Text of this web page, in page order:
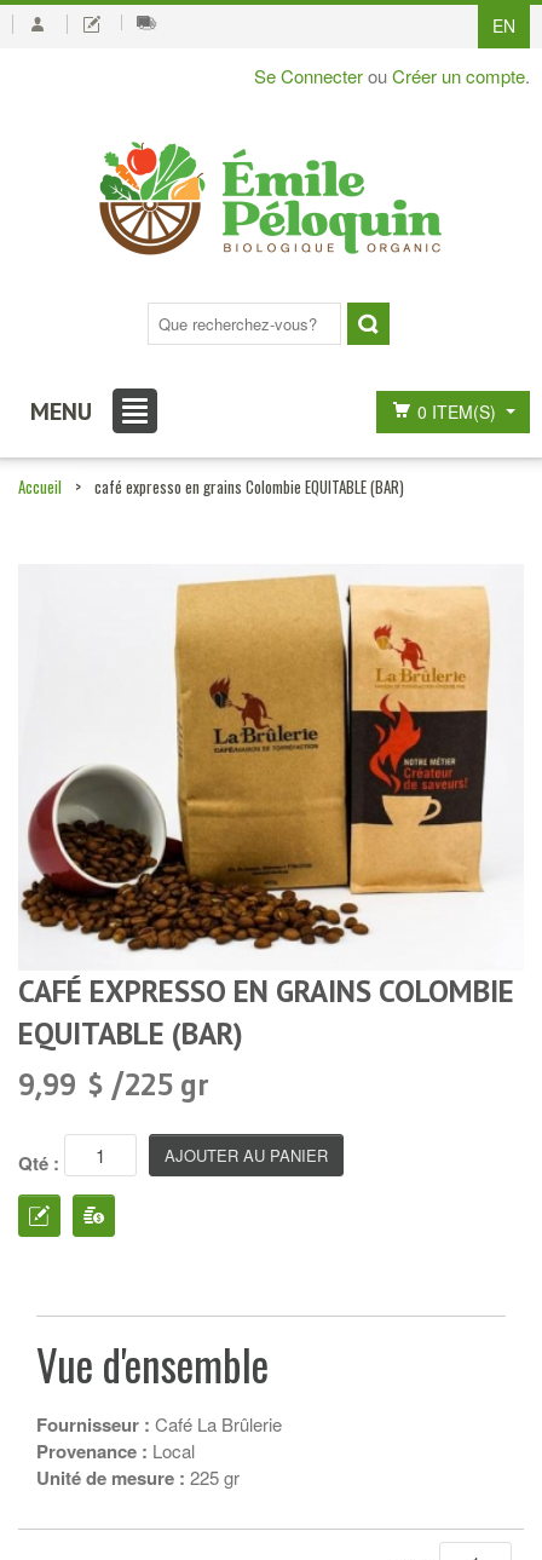
EN
Se ConnecterouCréer un compte.
MENU 0 ITEM(S)
Accueil > café expresso en grains Colombie EQUITABLE (BAR)
CAFÉ EXPRESSO EN GRAINS COLOMBIE
EQUITABLE (BAR)
9,99 $ /225 gr
Qté :
Vue d'ensemble
Fournisseur : Café La Brûlerie
Provenance : Local
Unité de mesure : 225 gr